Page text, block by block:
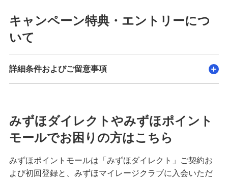
キャンペーン特典・エントリーにつ
いて
詳細条件およびご留意事項
みずほダイレクトやみずほポイント
モールでお困りの方はこちら
みずほポイントモールは「みずほダイレクト」ご契約お
よび初回登録と、みずほマイレージクラブに入会いただ